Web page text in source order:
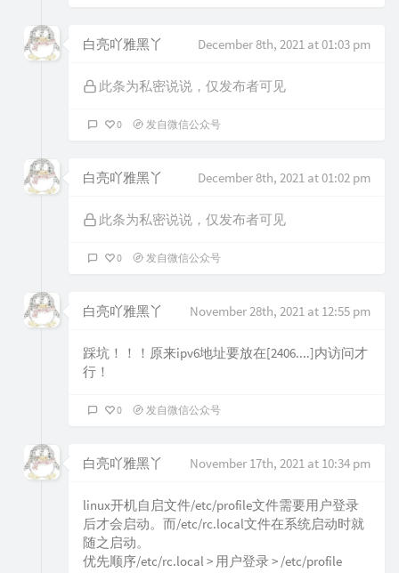
白亮吖雅黑丫 December 8th, 2021 at 01:03 pm
此条为私密说说，仅发布者可见
0 发自微信公众号
白亮吖雅黑丫 December 8th, 2021 at 01:02 pm
此条为私密说说，仅发布者可见
0 发自微信公众号
白亮吖雅黑丫 November 28th, 2021 at 12:55 pm
踩坑！！！原来ipv6地址要放在[2406....]内访问才
行！
0 发自微信公众号
白亮吖雅黑丫 November 17th, 2021 at 10:34 pm
linux开机自启文件/etc/profile文件需要用户登录
后才会启动。而/etc/rc.local文件在系统启动时就
随之启动。
优先顺序/etc/rc.local > 用户登录 > /etc/profile